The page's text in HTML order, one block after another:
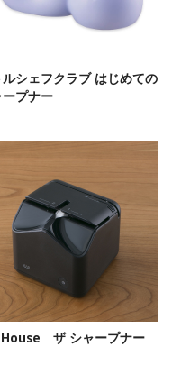
ルシェフクラブ はじめての
ープナー
ザ シャープナー